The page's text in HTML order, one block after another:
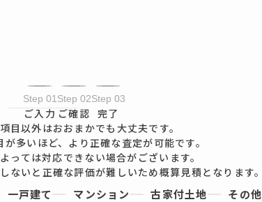
Step 01
ご入力
Step 02
ご確認
Step 03
完了
目以外はおおまかでも大丈夫です。
多いほど、より正確な査定が可能です。
っては対応できない場合がございます。
ないと正確な評価が難しいため概算見積となります。
一戸建て マンション 古家付土地 その他